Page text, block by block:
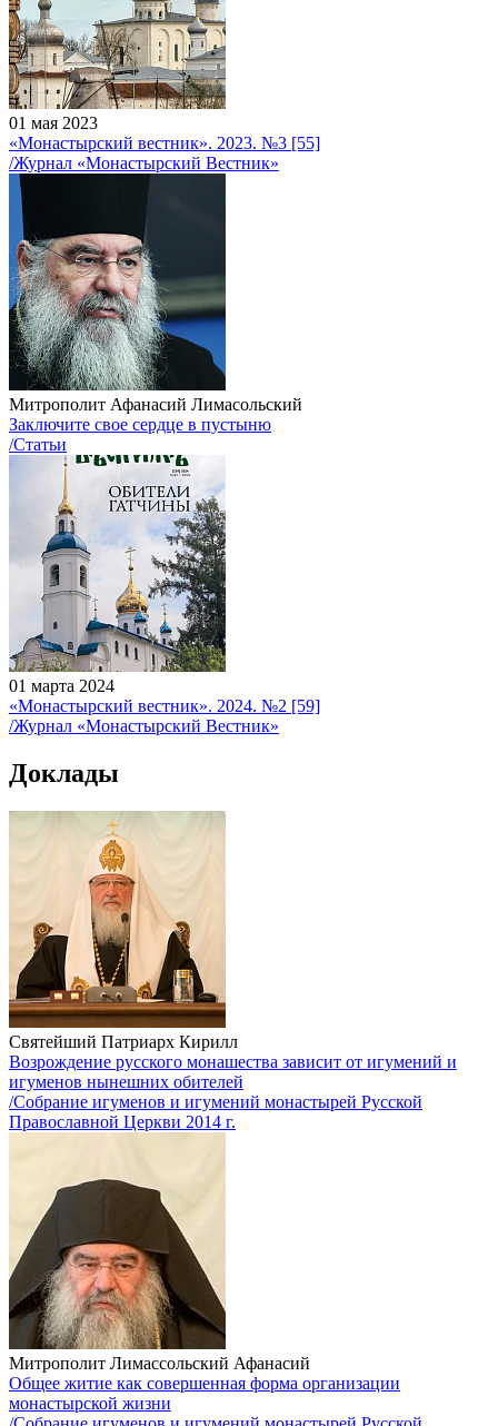
01 мая 2023
«Монастырский вестник». 2023. №3 [55]
/Журнал «Монастырский Вестник»
Митрополит Афанасий Лимасольский
Заключите свое сердце в пустыню
/Статьи
01 марта 2024
«Монастырский вестник». 2024. №2 [59]
/Журнал «Монастырский Вестник»
Доклады
Святейший Патриарх Кирилл
Возрождение русского монашества зависит от игумений и
игуменов нынешних обителей
/Собрание игуменов и игумений монастырей Русской
Православной Церкви 2014 г.
Митрополит Лимассольский Афанасий
Общее житие как совершенная форма организации
монастырской жизни